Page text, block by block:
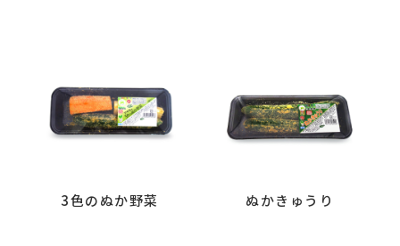
3色のぬか野菜 ぬかきゅうり